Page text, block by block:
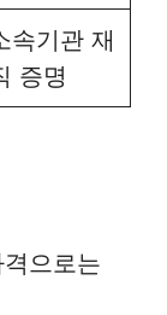
속기관 재
증명
으로는